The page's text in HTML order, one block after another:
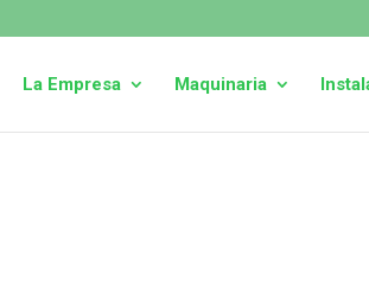
La Empresa Maquinaria